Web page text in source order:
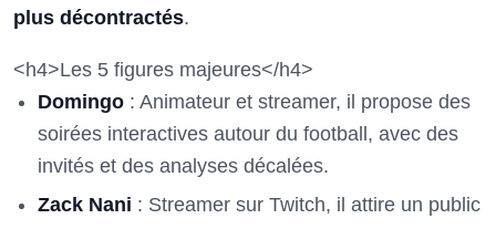
plus décontractés.
<h4>Les 5 figures majeures</h4>
Domingo : Animateur et streamer, il propose des
soirées interactives autour du football, avec des
invités et des analyses décalées.
Zack Nani : Streamer sur Twitch, il attire un public